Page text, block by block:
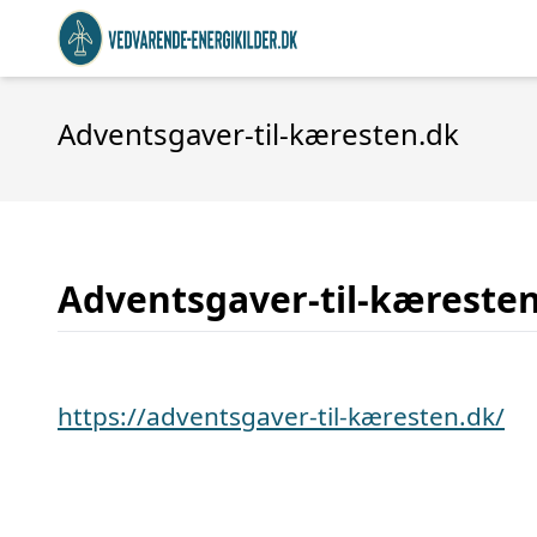
Adventsgaver-til-kæresten.dk
Adventsgaver-til-
https://adventsgaver-til-kæresten.dk/